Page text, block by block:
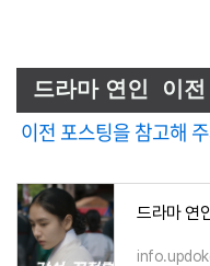
드라마 연인 이전
이전 포스팅을 참고해
드라마 연